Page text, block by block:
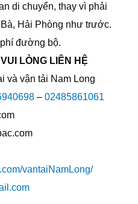
di chuyển, thay vì phải
Hải Phòng như trước.
đường bộ.
LÒNG LIÊN HỆ
và vận tải Nam Long
– 02485861061
vantaiNamLong/